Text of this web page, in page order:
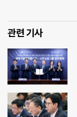
관련 기사